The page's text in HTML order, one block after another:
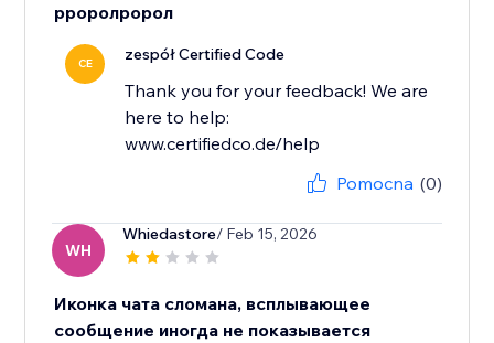
рроролророл
CE zespół Certified Code
Thank you for your feedback! We are
here to help:
www.certifiedco.de/help
Pomocna (0)
WH
Whiedastore/ Feb 15, 2026
Иконка чата сломана, всплывающее
сообщение иногда не показывается